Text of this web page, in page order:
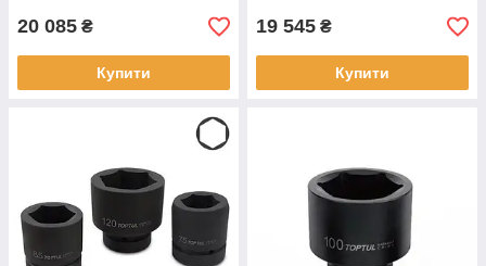
20 085 ₴
Купити
19 545 ₴
Купити